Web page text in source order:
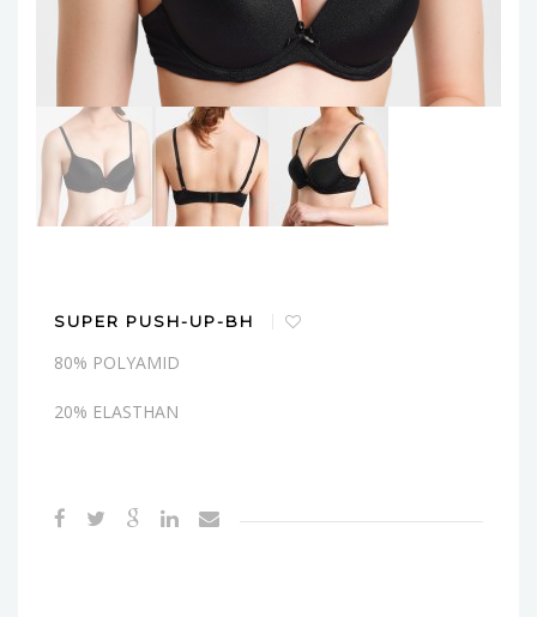
SUPER PUSH-UP-BH
80% POLYAMID
20% ELASTHAN